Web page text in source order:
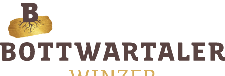
Inhalt
springen